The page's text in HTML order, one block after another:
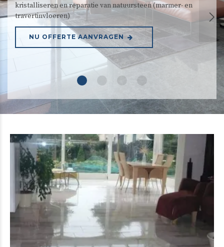
kristalliseren en reparatie van natuursteen (marmer- en
travertinvloeren)
NU OFFERTE AANVRAGEN